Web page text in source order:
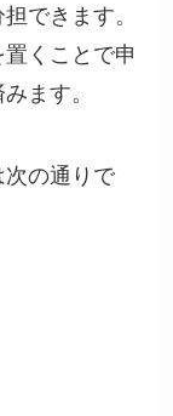
できます。
くことで申
ます。
次の通りで